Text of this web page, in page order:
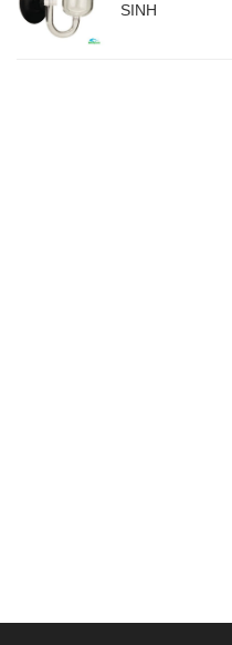
SINH